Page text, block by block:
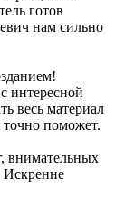
готов
нам сильно
интересной
весь материал
точно поможет.
внимательных
Искренне